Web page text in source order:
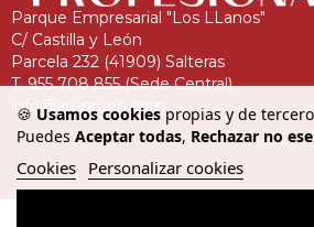
🍪 Usamos cookies propias y de
Puedes Aceptar todas, Rechazar no
Cookies Personalizar cookies
Parque Empresarial "Los LLanos"
C/ Castilla y León
Parcela 232 (41909) Salteras
T. 955 708 855 (Sede Central)
info@vp-grupo.com